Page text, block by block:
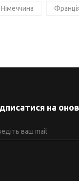
Німеччина
на